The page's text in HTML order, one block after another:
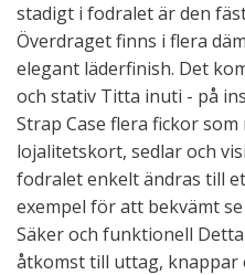
stadigt i fodralet är den
Överdraget finns i flera
elegant läderfinish. Det
och stativ Titta inuti - på
Strap Case flera fickor
lojalitetskort, sedlar och
fodralet enkelt ändras till
exempel för att bekvämt
Säker och funktionell
åtkomst till uttag, knappar